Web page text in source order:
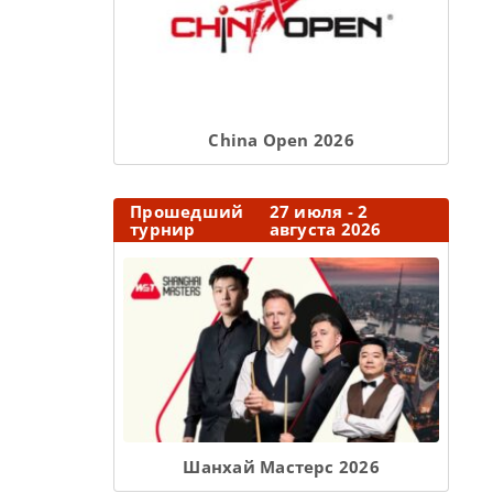
Сhina Open 2026
Прошедший
турнир
27 июля - 2
августа 2026
Шанхай Мастерс 2026